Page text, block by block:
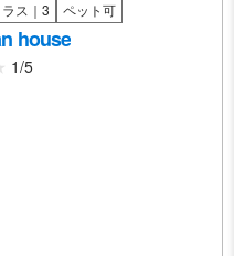
ス｜3 ペット可
house
1/5